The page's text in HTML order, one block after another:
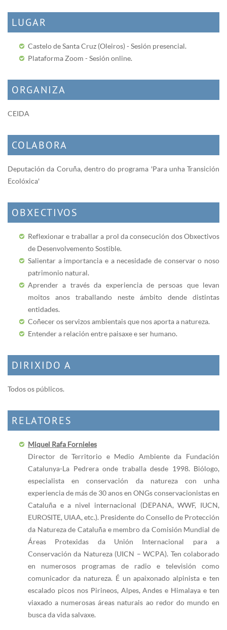
LUGAR
Castelo de Santa Cruz (Oleiros) - Sesión presencial.
Plataforma Zoom - Sesión online.
ORGANIZA
CEIDA
COLABORA
Deputación da Coruña, dentro do programa 'Para unha Transición
Ecolóxica'
OBXECTIVOS
Reflexionar e traballar a prol da consecución dos Obxectivos
de Desenvolvemento Sostible.
Salientar a importancia e a necesidade de conservar o noso
patrimonio natural.
Aprender a través da experiencia de persoas que levan
moitos anos traballando neste ámbito dende distintas
entidades.
Coñecer os servizos ambientais que nos aporta a natureza.
Entender a relación entre paisaxe e ser humano.
DIRIXIDO A
Todos os públicos.
RELATORES
Miquel Rafa Fornieles
Director de Territorio e Medio Ambiente da Fundación
Catalunya-La Pedrera onde traballa desde 1998. Biólogo,
especialista en conservación da natureza con unha
experiencia de más de 30 anos en ONGs conservacionistas en
Cataluña e a nivel internacional (DEPANA, WWF, IUCN,
EUROSITE, UIAA, etc.). Presidente do Consello de Protección
da Natureza de Cataluña e membro da Comisión Mundial de
Áreas Protexidas da Unión Internacional para a
Conservación da Natureza (UICN – WCPA). Ten colaborado
en numerosos programas de radio e televisión como
comunicador da natureza. É un apaixonado alpinista e ten
escalado picos nos Pirineos, Alpes, Andes e Himalaya e ten
viaxado a numerosas áreas naturais ao redor do mundo en
busca da vida salvaxe.